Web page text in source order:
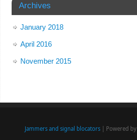
Archives
January 2018
April 2016
November 2015
Jammers and signal blocators| Powered by